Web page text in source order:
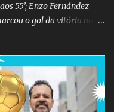
55’; Enzo Fernández
o gol da vitória nos